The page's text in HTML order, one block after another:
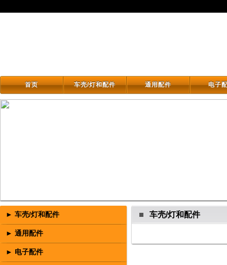
首页
首页 车壳/灯和配件
车壳/灯和配件 通用配件
通用配件 电子
电子
► 车壳/灯和配件
► 通用配件
► 电子配件
车壳/灯和配件